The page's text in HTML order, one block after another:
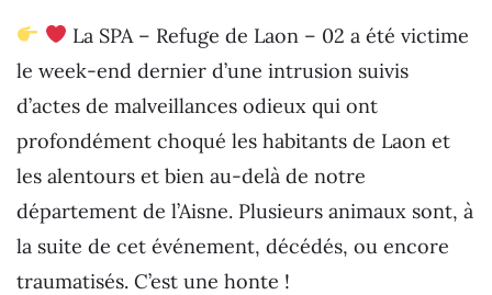
La SPA – Refuge de Laon – 02 a été victime
le week-end dernier d’une intrusion suivis
d’actes de malveillances odieux qui ont
profondément choqué les habitants de Laon et
les alentours et bien au-delà de notre
département de l’Aisne. Plusieurs animaux sont, à
la suite de cet événement, décédés, ou encore
traumatisés. C’est une honte !